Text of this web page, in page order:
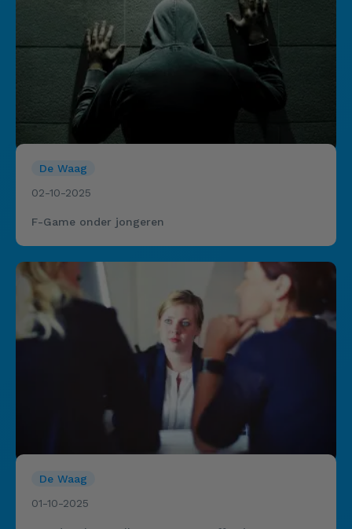
De Waag
02-10-2025
F-Game onder jongeren
De Waag
01-10-2025